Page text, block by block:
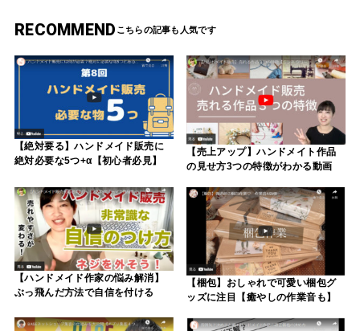
RECOMMEND
【絶対要る】ハンドメイド販売に
絶対必要な5つ+α【初心者必見】
【売上アップ】ハンドメイト作品
の見せ方3つの特徴がわかる動画
【ハンドメイド作家の悩み解消】
ぶっ飛んだ方法で自信を付ける
【梱包】おしゃれで可愛い梱包グ
ッズに注目【癒やしの作業音も】